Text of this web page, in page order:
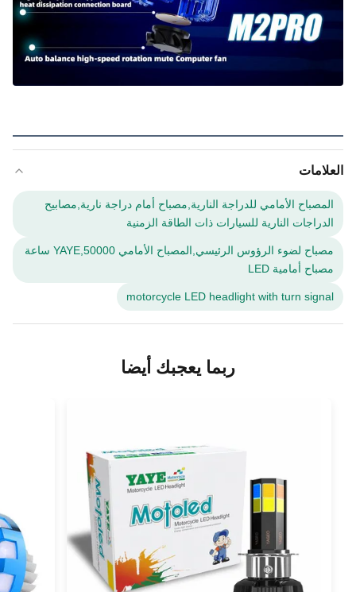
العلامات
المصباح الأمامي للدراجة النارية,مصباح أمام دراجة نارية,مصابيح
الدراجات النارية للسيارات ذات الطاقة الزمنية
مصباح لضوء الرؤوس الرئيسي,المصباح الأمامي YAYE,50000 ساعة
مصباح أمامية LED
motorcycle LED headlight with turn signal
ربما يعجبك أيضا